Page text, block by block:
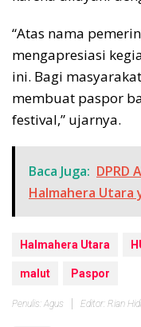
“Atas nama
mengapresiasi
ini. Bagi
membuat paspor
festival,” ujarnya.
Baca Juga: DPRD
Halmahera Utara
Halmahera Utara
malut Paspor
Penulis: Agus Editor: Rian